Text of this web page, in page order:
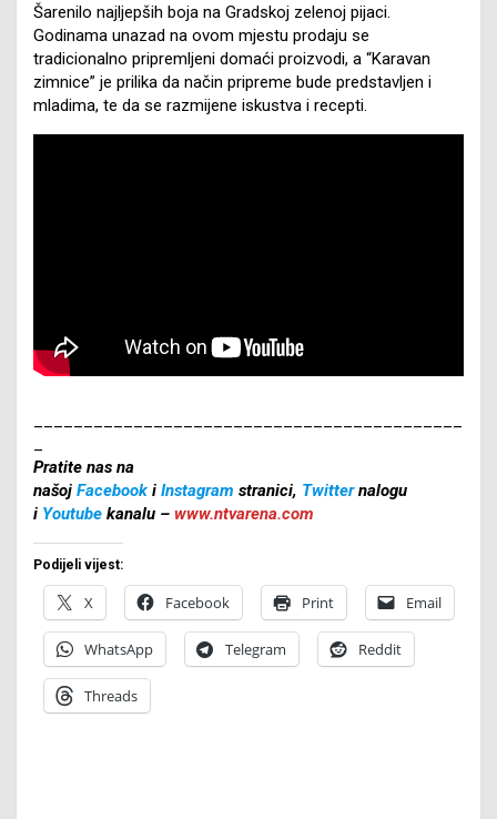
Šarenilo najljepših boja na Gradskoj zelenoj pijaci.
Godinama unazad na ovom mjestu prodaju se
tradicionalno pripremljeni domaći proizvodi, a “Karavan
zimnice” je prilika da način pripreme bude predstavljen i
mladima, te da se razmijene iskustva i recepti.
Pratite nas na
našoj Facebook i Instagram stranici, Twitternalogu
i Youtube kanalu – www.ntvarena.com
Podijeli vijest:
X Facebook Print Email
WhatsApp Telegram Reddit
Threads